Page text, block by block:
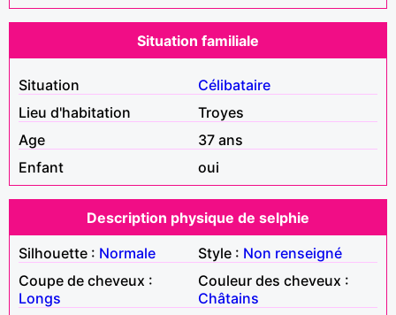
Situation familiale
Situation
Célibataire
Lieu d'habitation
Troyes
Age
37 ans
Enfant
oui
Description physique de selphie
Silhouette : Normale Style : Non renseigné
Coupe de cheveux :
Longs
Couleur des cheveux :
Châtains